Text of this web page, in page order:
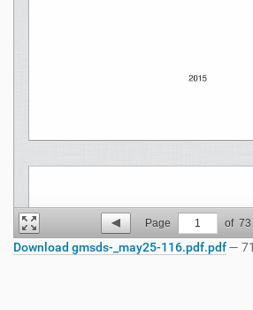
Page 1 of 73
Download gmsds-_may25-116.pdf.pdf—